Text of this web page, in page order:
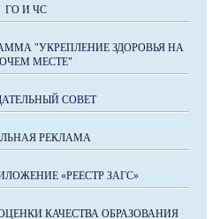
ГО И ЧС
"УКРЕПЛЕНИЕ ЗДОРОВЬЯ НА
МЕСТЕ"
СОВЕТ
РЕКЛАМА
«РЕЕСТР ЗАГС»
КАЧЕСТВА ОБРАЗОВАНИЯ